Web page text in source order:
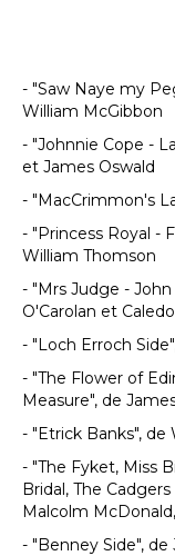
- "Saw Naye my
William McGibbon
- "Johnnie Cope -
et James Oswald
- "MacCrimmon's
- "Princess Royal -
William Thomson
- "Mrs Judge -
O'Carolan et
- "Loch Erroch
- "The Flower of
Measure", de
- "Etrick Banks", de
- "The Fyket, Miss
Bridal, The
Malcolm
- "Benney Side", de